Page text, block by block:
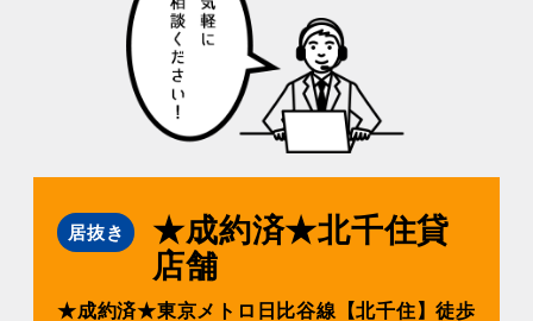
居抜き
★成約済★北千住貸
店舗
★成約済★東京メトロ⽇⽐⾕線【北千住】徒歩